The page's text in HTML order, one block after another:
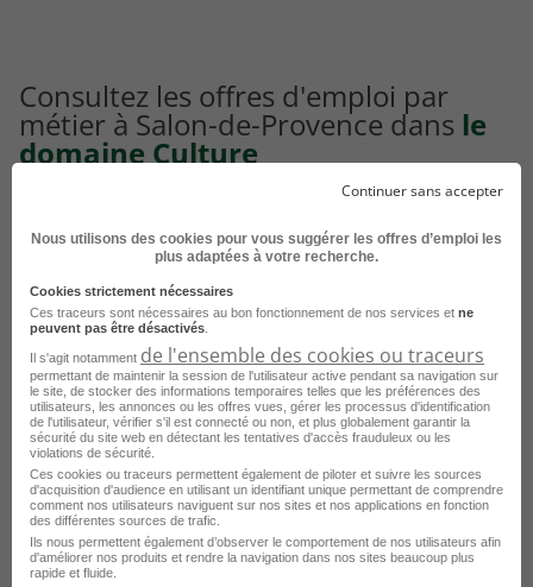
Consultez les offres d'emploi par
métier à Salon-de-Provence dans le
domaine Culture
Emploi Coordinateur périscolaire Salon-de-Provence
Consultez les offres d'emploi pour le
métierDirecteur de centre de
loisirs dans d'autres villes
Emploi Directeur de centre de loisirs Lyon
Emploi Directeur de centre de loisirs Strasbourg
Emploi Directeur de centre de loisirs Marseille
Continuer sans accepter
Nous utilisons des cookies pour vous suggérer les offres d’emploi les
plus adaptées à votre recherche.
Cookies strictement nécessaires
Ces traceurs sont nécessaires au bon fonctionnement de nos services et ne
peuvent pas être désactivés
Il s'agit notamment de l'ensemble des cookies ou traceurs
permettant de maintenir la session de l'utilisateur active pendant sa navigation sur
le site, de stocker des informations temporaires telles que les préférences des
utilisateurs, les annonces ou les offres vues, gérer les processus d'identification
de l'utilisateur, vérifier s'il est connecté ou non, et plus globalement garantir la
sécurité du site web en détectant les tentatives d'accès frauduleux ou les
violations de sécurité.
Ces cookies ou traceurs permettent également de piloter et suivre les sources
d'acquisition d'audience en utilisant un identifiant unique permettant de comprendre
comment nos utilisateurs naviguent sur nos sites et nos applications en fonction
des différentes sources de trafic.
Ils nous permettent également d’observer le comportement de nos utilisateurs afin
d'améliorer nos produits et rendre la navigation dans nos sites beaucoup plus
rapide et fluide.